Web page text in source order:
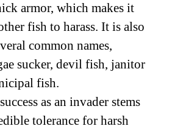
armor, which makes it
fish to harass. It is also
common names,
sucker, devil fish, janitor
fish.
as an invader stems
tolerance for harsh